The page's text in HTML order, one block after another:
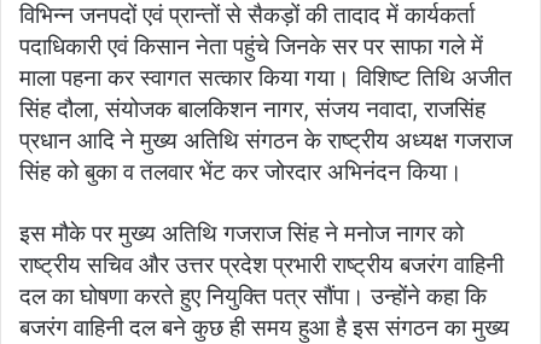
विभिन्न जनपदों एवं प्रान्तों से सैकड़ों की तादाद में कार्यकर्ता
पदाधिकारी एवं किसान नेता पहुंचे जिनके सर पर साफा गले में
माला पहना कर स्वागत सत्कार किया गया। विशिष्ट तिथि अजीत
सिंह दौला, संयोजक बालकिशन नागर, संजय नवादा, राजसिंह
प्रधान आदि ने मुख्य अतिथि संगठन के राष्ट्रीय अध्यक्ष गजराज
सिंह को बुका व तलवार भेंट कर जोरदार अभिनंदन किया।
इस मौके पर मुख्य अतिथि गजराज सिंह ने मनोज नागर को
राष्ट्रीय सचिव और उत्तर प्रदेश प्रभारी राष्ट्रीय बजरंग वाहिनी
दल का घोषणा करते हुए नियुक्ति पत्र सौंपा। उन्होंने कहा कि
बजरंग वाहिनी दल बने कुछ ही समय हुआ है इस संगठन का मुख्य